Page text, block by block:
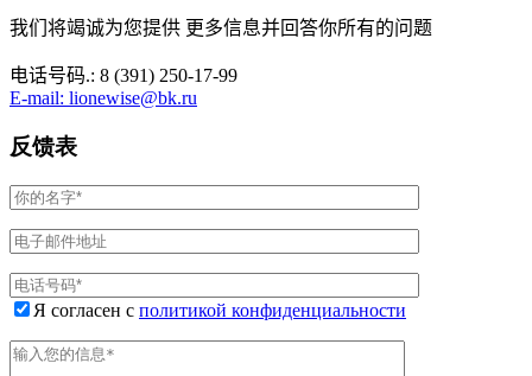
我们将竭诚为您提供 更多信息并回答你所有的问题
电话号码.: 8 (391) 250-17-99
E-mail: lionewise@bk.ru
反馈表
Я согласен с политикой конфиденциальности